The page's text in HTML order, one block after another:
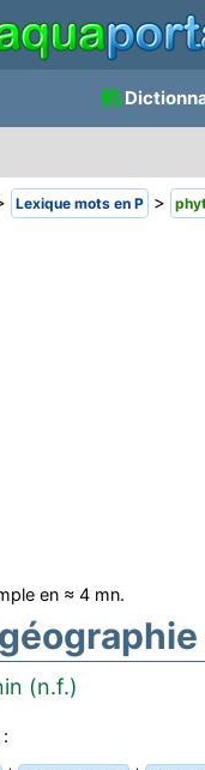
Lexique mots en P >
en ≈ 4 mn.
(n.f.)